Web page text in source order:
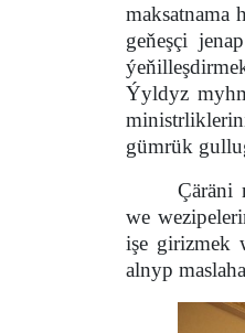
maksatnama
geňeşçi
Ýyldyz
gümrük
Çäräni
we
işe girizmek
alnyp